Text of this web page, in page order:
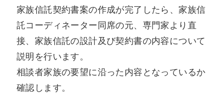
家族信託契約書案の作成が完了したら、家族信
託コーディネーター同席の元、専門家より直
接、家族信託の設計及び契約書の内容について
説明を行います。
相談者家族の要望に沿った内容となっているか
確認します。